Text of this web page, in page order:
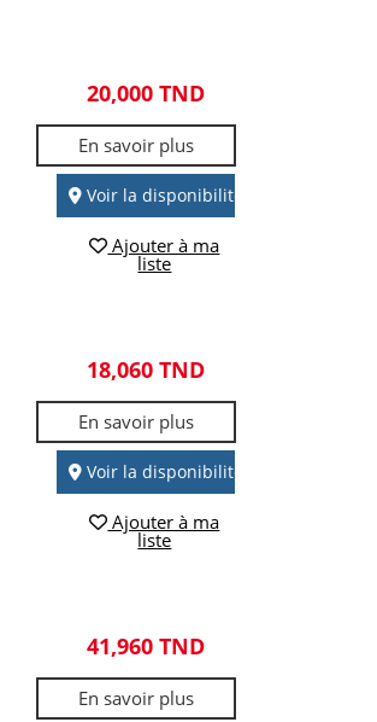
20,000 TND
En savoir plus
Voir la disponibilité
Ajouter à ma
liste
18,060 TND
En savoir plus
Voir la disponibilité
Ajouter à ma
liste
41,960 TND
En savoir plus